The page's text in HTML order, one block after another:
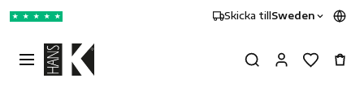
★ ★ ★ ★ ★ Skicka till Sweden